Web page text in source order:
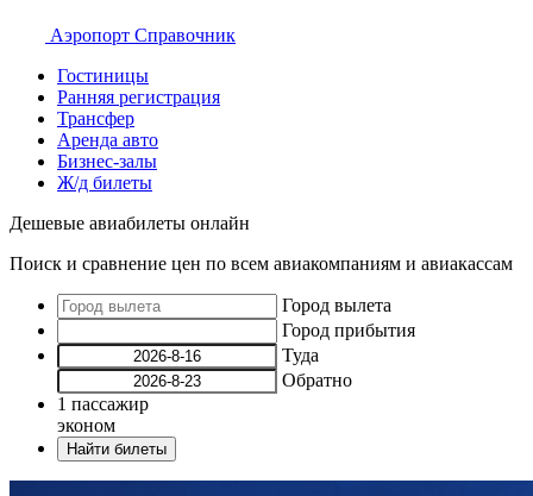
Аэропорт Справочник
Гостиницы
Ранняя регистрация
Трансфер
Аренда авто
Бизнес-залы
Ж/д билеты
Дешевые авиабилеты онлайн
Поиск и сравнение цен по всем авиакомпаниям и авиакассам
Город вылета
Город прибытия
Туда
Обратно
1 пассажир
эконом
Найти билеты